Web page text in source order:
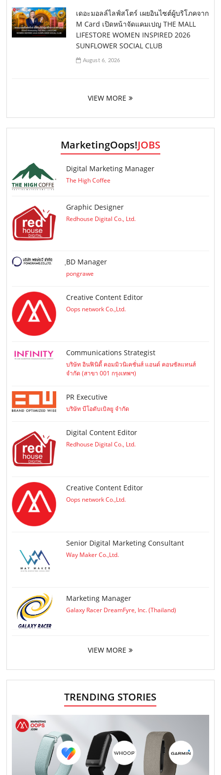
เดอะมอลล์ไลฟ์สโตร์ เผยอินไซต์ผู้บริโภคจาก
M Card เปิดหน้าจัดแคมเปญ THE MALL
LIFESTORE WOMEN INSPIRED 2026
SUNFLOWER SOCIAL CLUB
August 6, 2026
VIEW MORE
MarketingOops!JOBS
Digital Marketing Manager
The High Coffee
Graphic Designer
Redhouse Digital Co., Ltd.
ฺBD Manager
pongrawe
Creative Content Editor
Oops network Co.,Ltd.
Communications Strategist
บริษัท อินฟินิตี้ คอมมิวนิเคชั่นส์ แอนด์ คอนซัลแทนส์
จำกัด (สาขา 001 กรุงเทพฯ)
PR Executive
บริษัท บีโอดับเบิลยู จำกัด
Digital Content Editor
Redhouse Digital Co., Ltd.
Creative Content Editor
Oops network Co.,Ltd.
Senior Digital Marketing Consultant
Way Maker Co.,Ltd.
Marketing Manager
Galaxy Racer DreamFyre, Inc. (Thailand)
VIEW MORE
TRENDING STORIES